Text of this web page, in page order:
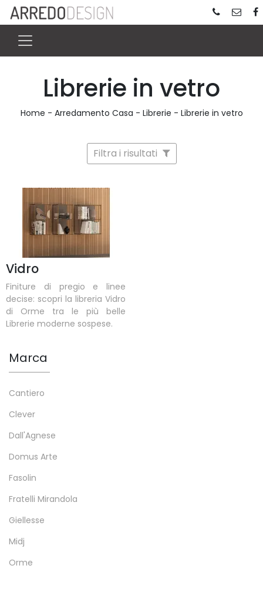
Librerie in vetro
Home - Arredamento Casa - Librerie - Librerie in vetro
Filtra i risultati
Vidro
Finiture di pregio e linee
decise: scopri la libreria Vidro
di Orme tra le più belle
Librerie moderne sospese.
Marca
Cantiero
Clever
Dall'Agnese
Domus Arte
Fasolin
Fratelli Mirandola
Giellesse
Midj
Orme